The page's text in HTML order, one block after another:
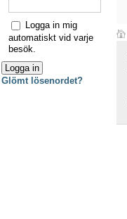
Logga in mig
automatiskt vid varje
besök.
Glömt lösenordet?